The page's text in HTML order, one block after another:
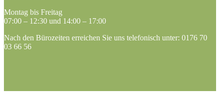
Montag bis Freitag
07:00 – 12:30 und 14:00 – 17:00
Nach den Bürozeiten erreichen Sie uns telefonisch unter: 0176 70
03 66 56